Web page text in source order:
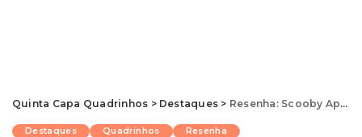
Quinta Capa Quadrinhos > Destaques > Resenha: Scooby Apocalipse (Giffen, DeMatteis e Potter)
Destaques Quadrinhos Resenha